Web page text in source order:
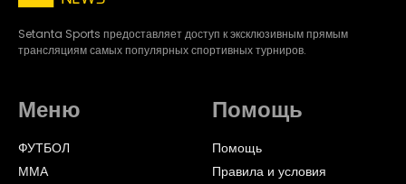
Setanta Sports предоставляет доступ к эксклюзивным прямым
трансляциям самых популярных спортивных турниров.
Меню
ФУТБОЛ
ММА
Помощь
Помощь
Правила и условия